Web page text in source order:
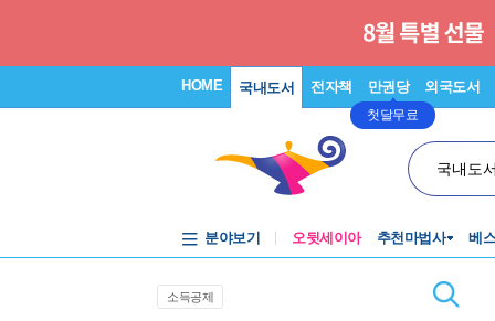
HOME 국내도서 전자책 만권당
첫달무료
외국도서
국내도
분야보기 오뒷세이아 추천마법사 베
소득공제